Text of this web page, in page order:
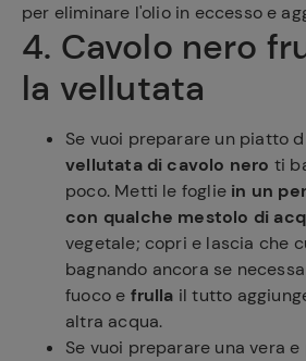
per eliminare l'olio in eccesso e
4. Cavolo nero
la vellutata
Se vuoi preparare un piatto
vellutata di cavolo nero ti
poco. Metti le foglie in un
con qualche mestolo di
vegetale; copri e lascia che
bagnando ancora se
fuoco e frulla il tutto
altra acqua.
Se vuoi preparare una vera